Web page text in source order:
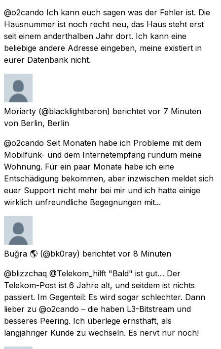
@o2cando Ich kann euch sagen was der Fehler ist. Die
Hausnummer ist noch recht neu, das Haus steht erst
seit einem anderthalben Jahr dort. Ich kann eine
beliebige andere Adresse eingeben, meine existiert in
eurer Datenbank nicht.
Moriarty (@blacklightbaron) berichtet vor 7 Minuten
von Berlin, Berlin
@o2cando Seit Monaten habe ich Probleme mit dem
Mobilfunk- und dem Internetempfang rundum meine
Wohnung. Für ein paar Monate habe ich eine
Entschädigung bekommen, aber inzwischen meldet sich
euer Support nicht mehr bei mir und ich hatte einige
wirklich unfreundliche Begegnungen mit...
Buğra 🌎 (@bk0ray) berichtet vor 8 Minuten
@blizzchaq @Telekom_hilft "Bald" ist gut… Der
Telekom-Post ist 6 Jahre alt, und seitdem ist nichts
passiert. Im Gegenteil: Es wird sogar schlechter. Dann
lieber zu @o2cando – die haben L3-Bitstream und
besseres Peering. Ich überlege ernsthaft, als
langjähriger Kunde zu wechseln. Es nervt nur noch!